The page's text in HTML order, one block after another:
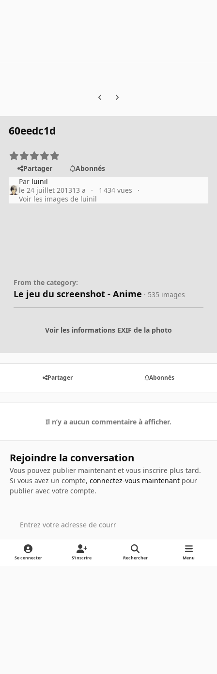
Previous carousel slide
Next carousel slide
60eedc1d
Partager
Abonnés
Par luinil
le 24 juillet 201313 a
1 434 vues
Voir les images de luinil
From the category:
Le jeu du screenshot - Anime · 535 images
Voir les informations EXIF de la photo
Partager Abonnés
Il n’y a aucun commentaire à afficher.
Rejoindre la conversation
Vous pouvez publier maintenant et vous inscrire plus tard.
Si vous avez un compte, connectez-vous maintenantpour
publier avec votre compte.
Ajouter un commentaire…
Se connecter S’inscrire Rechercher Menu